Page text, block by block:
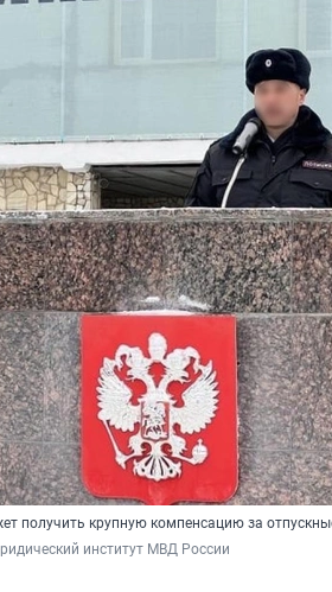
получить крупную компенсацию за
институт МВД России